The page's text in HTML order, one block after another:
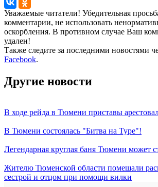
Уважаемые читатели! Убедительная
комментарии, не использовать
оскорбления. В противном случае Ваш
удален!
Также следите за последними новостями
Facebook.
Другие новости
В ходе рейда в Тюмени приставы
В Тюмени состоялась "Битва на Туре"!
Легендарная круглая баня Тюмени может
Жителю Тюменской области помешали
сестрой и отцом при помощи вилки